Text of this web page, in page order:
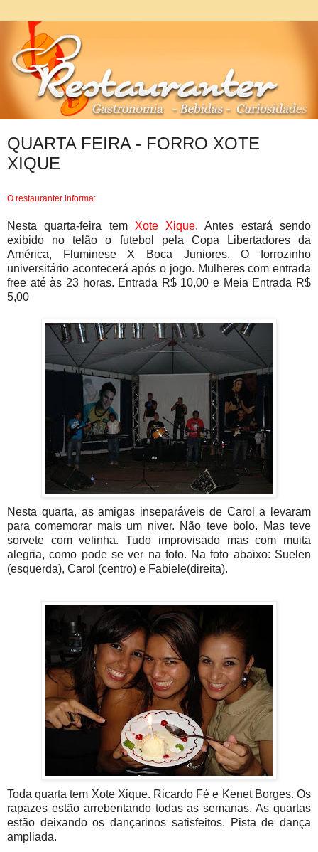
QUARTA FEIRA - FORRO XOTE
XIQUE
O restauranter informa:
Nesta quarta-feira tem Xote Xique. Antes estará sendo
exibido no telão o futebol pela Copa Libertadores da
América, Fluminese X Boca Juniores. O forrozinho
universitário acontecerá após o jogo. Mulheres com entrada
free até às 23 horas. Entrada R$ 10,00 e Meia Entrada R$
5,00
Nesta quarta, as amigas inseparáveis de Carol a levaram
para comemorar mais um niver. Não teve bolo. Mas teve
sorvete com velinha. Tudo improvisado mas com muita
alegria, como pode se ver na foto. Na foto abaixo: Suelen
(esquerda), Carol (centro) e Fabiele(direita).
Toda quarta tem Xote Xique. Ricardo Fé e Kenet Borges. Os
rapazes estão arrebentando todas as semanas. As quartas
estão deixando os dançarinos satisfeitos. Pista de dança
ampliada.